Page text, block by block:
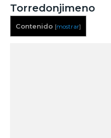
Torredonjimeno
Contenido [mostrar]